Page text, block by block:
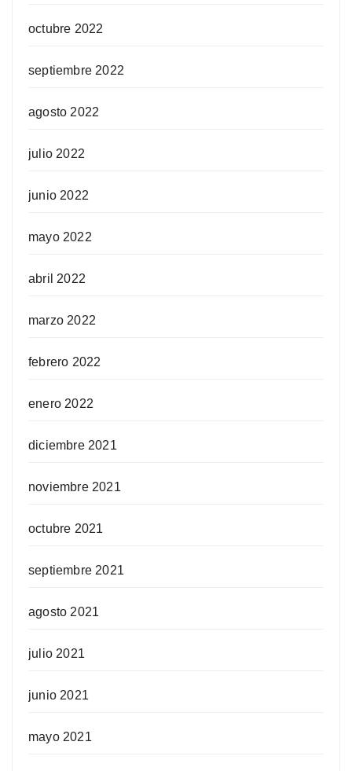
octubre 2022
septiembre 2022
agosto 2022
julio 2022
junio 2022
mayo 2022
abril 2022
marzo 2022
febrero 2022
enero 2022
diciembre 2021
noviembre 2021
octubre 2021
septiembre 2021
agosto 2021
julio 2021
junio 2021
mayo 2021